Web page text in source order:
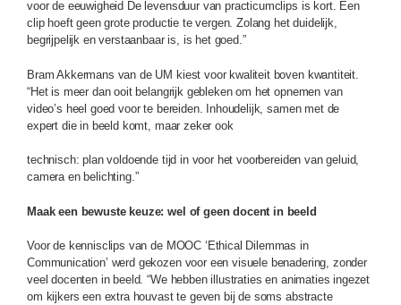
voor de eeuwigheid De levensduur van practicumclips is kort. Een
clip hoeft geen grote productie te vergen. Zolang het duidelijk,
begrijpelijk en verstaanbaar is, is het goed.”
Bram Akkermans van de UM kiest voor kwaliteit boven kwantiteit.
“Het is meer dan ooit belangrijk gebleken om het opnemen van
video’s heel goed voor te bereiden. Inhoudelijk, samen met de
expert die in beeld komt, maar zeker ook
technisch: plan voldoende tijd in voor het voorbereiden van geluid,
camera en belichting.”
Maak een bewuste keuze: wel of geen docent in beeld
Voor de kennisclips van de MOOC ‘Ethical Dilemmas in
Communication’ werd gekozen voor een visuele benadering, zonder
veel docenten in beeld. “We hebben illustraties en animaties ingezet
om kijkers een extra houvast te geven bij de soms abstracte